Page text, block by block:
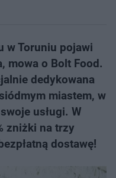
w Toruniu pojawi
mowa o Bolt Food.
dedykowana
miastem, w
usługi. W
zniżki na trzy
dostawę!